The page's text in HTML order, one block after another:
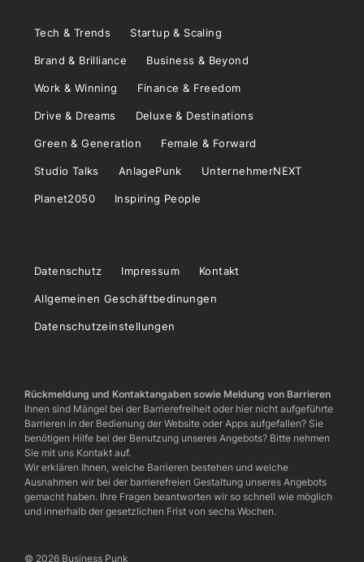
Tech & Trends Startup & Scaling
Brand & Brilliance Business & Beyond
Work & Winning Finance & Freedom
Drive & Dreams Deluxe & Destinations
Green & Generation Female & Forward
Studio Talks AnlagePunk UnternehmerNEXT
Planet2050 Inspiring People
Datenschutz Impressum Kontakt
Allgemeinen Geschäftbedinungen
Datenschutzeinstellungen
Rückmeldung und Kontaktangaben sowie Meldung von Barrieren
Ihnen sind Mängel bei der Barrierefreiheit oder hier nicht aufgeführte
Barrieren in der Bedienung der Website oder Apps aufgefallen? Sie
benötigen Hilfe bei der Benutzung unseres Angebots? Bitte nehmen
Sie mit uns Kontakt auf.
Wir erklären Ihnen, welche Barrieren bestehen und welche
Ausnahmen wir bei der barrierefreien Gestaltung unseres Angebots
gemacht haben. Ihre Fragen beantworten wir so schnell wie möglich
und innerhalb der gesetzlichen Frist von sechs Wochen.
© 2026 Business Punk